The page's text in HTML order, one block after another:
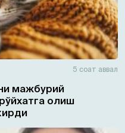
5 соат аввал
мажбурий
олиш